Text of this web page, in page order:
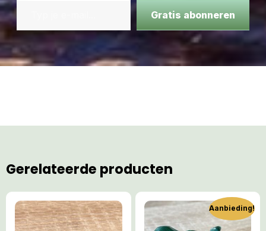
Gratis abonneren
Gerelateerde producten
Aanbieding!